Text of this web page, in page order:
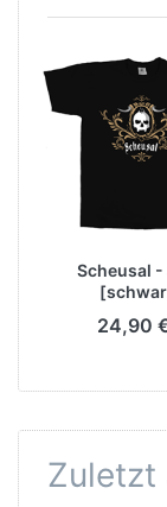
Scheusal
24,90
Zuletzt